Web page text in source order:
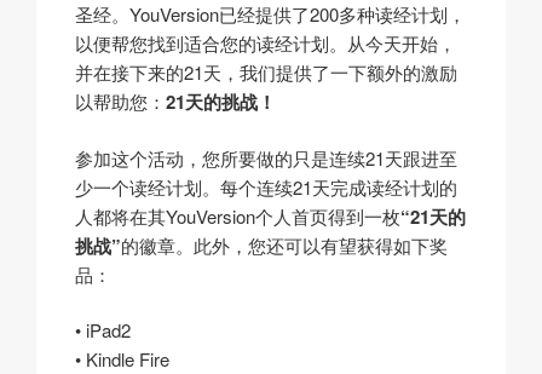
圣经。YouVersion已经提供了200多种读经计划，
以便帮您找到适合您的读经计划。从今天开始，
并在接下来的21天，我们提供了一下额外的激励
以帮助您： 21天的挑战！
参加这个活动，您所要做的只是连续21天跟进至
少一个读经计划。每个连续21天完成读经计划的
人都将在其YouVersion个人首页得到一枚“21天的
挑战”的徽章。此外，您还可以有望获得如下奖
品：
• iPad2
• Kindle Fire